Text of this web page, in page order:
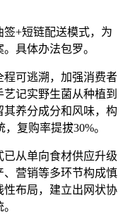
+短链配送模式，为
具体办法包罗。
可逃溯，加强消费者
记实野生菌从种植到
养分成分和风味，构
复购率提拔30%。
从单向食材供应升级
营销等多环节构成慎
布局，建立出网状协